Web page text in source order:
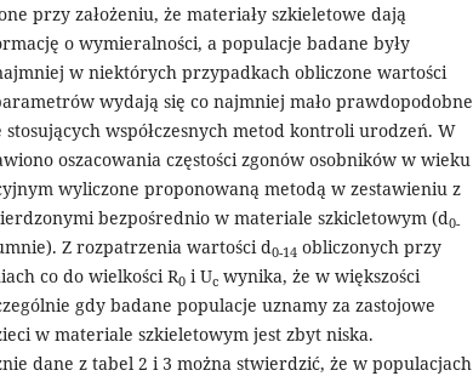
przy założeniu, że materiały szkieletowe dają
o wymieralności, a populacje badane były
w niektórych przypadkach obliczone wartości
wydają się co najmniej mało prawdopodobne
współczesnych metod kontroli urodzeń. W
oszacowania częstości zgonów osobników w wieku
wyliczone proponowaną metodą w zestawieniu z
bezpośrednio w materiale szkicletowym (d0-
Z rozpatrzenia wartości d0-14 obliczonych przy
co do wielkości R0 i Uc wynika, że w większości
gdy badane populacje uznamy za zastojowe
w materiale szkieletowym jest zbyt niska.
dane z tabel 2 i 3 można stwierdzić, że w populacjach